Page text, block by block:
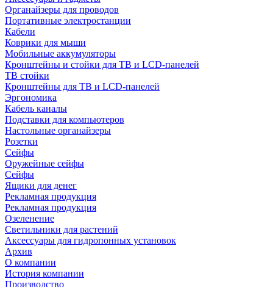
Органайзеры для проводов
Портативные электростанции
Кабели
Коврики для мыши
Мобильные аккумуляторы
Кронштейны и стойки для ТВ и LCD-панелей
ТВ стойки
Кронштейны для ТВ и LCD-панелей
Эргономика
Кабель каналы
Подставки для компьютеров
Настольные органайзеры
Розетки
Сейфы
Оружейные сейфы
Сейфы
Ящики для денег
Рекламная продукция
Рекламная продукция
Озеленение
Светильники для растений
Аксессуары для гидропонных установок
Архив
О компании
История компании
Производство